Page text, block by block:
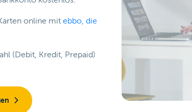
online mit ebbo, die
(Debit, Kredit, Prepaid)